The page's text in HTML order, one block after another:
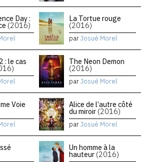
Day :
(2016)
La Tortue rouge
(2016)
parJosué Morel
: le cas The Neon Demon
(2016)
parJosué Morel
Voie Alice de l’autre côté
du miroir (2016)
parJosué Morel
Un homme à la
hauteur (2016)